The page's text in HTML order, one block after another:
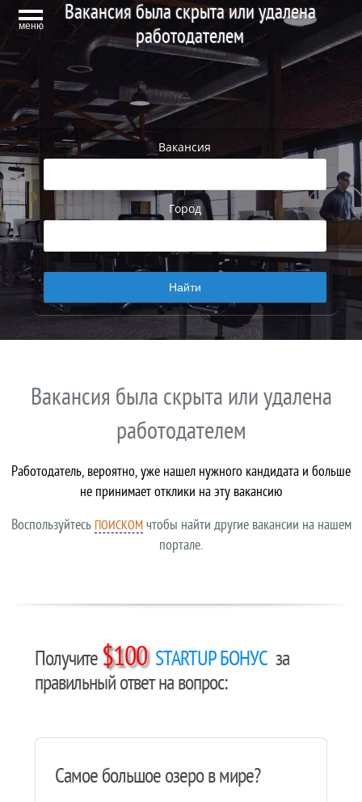
меню
Вакансия была скрыта или удалена
работодателем
Вакансия
Город
Вакансия была скрыта или удалена
работодателем
Работодатель, вероятно, уже нашел нужного кандидата и больше
не принимает отклики на эту вакансию
Воспользуйтесь ПОИСКОМчтобы найти другие вакансии на нашем
портале.
Получите $100 STARTUP БОНУС за
правильный ответ на вопрос:
Самое большое озеро в мире?